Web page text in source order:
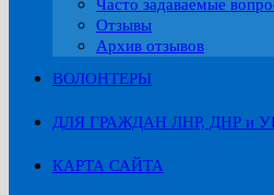
Часто задаваемые
Отзывы
Архив отзывов
ВОЛОНТЕРЫ
ДЛЯ ГРАЖДАН ЛНР, ДНР и
КАРТА САЙТА